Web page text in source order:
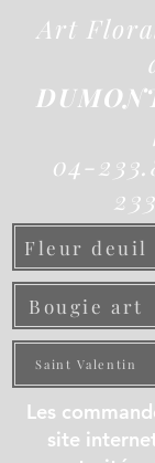
Art
04-
Fleur deuil
Bougie art
Saint Valentin
Les
site